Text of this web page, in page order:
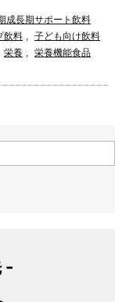
成長期サポート飲料
飲料 , 子ども向け飲料
栄養 , 栄養機能食品
-